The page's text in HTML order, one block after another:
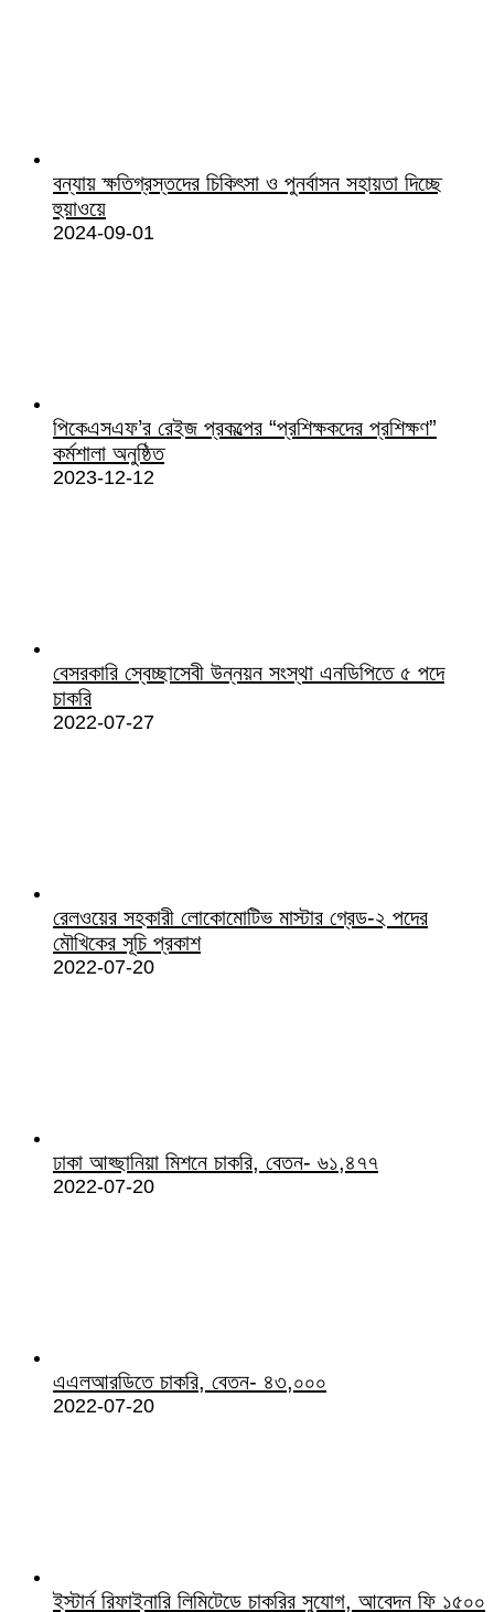
বন্যায় ক্ষতিগ্রস্তদের চিকিৎসা ও পুনর্বাসন সহায়তা দিচ্ছে
হুয়াওয়ে
2024-09-01
পিকেএসএফ’র রেইজ প্রকল্পের “প্রশিক্ষকদের প্রশিক্ষণ”
কর্মশালা অনুষ্ঠিত
2023-12-12
বেসরকারি স্বেচ্ছাসেবী উন্নয়ন সংস্থা এনডিপিতে ৫ পদে
চাকরি
2022-07-27
রেলওয়ের সহকারী লোকোমোটিভ মাস্টার গ্রেড-২ পদের
মৌখিকের সূচি প্রকাশ
2022-07-20
ঢাকা আহ্ছানিয়া মিশনে চাকরি, বেতন- ৬১,৪৭৭
2022-07-20
এএলআরডিতে চাকরি, বেতন- ৪৩,০০০
2022-07-20
ইস্টার্ন রিফাইনারি লিমিটেডে চাকরির সুযোগ, আবেদন ফি ১৫০০